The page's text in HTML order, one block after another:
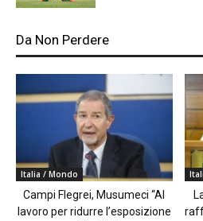
Da Non Perdere
Italia / Mondo
Campi Flegrei, Musumeci “Al
lavoro per ridurre l’esposizione